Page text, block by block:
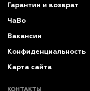
Гарантии и возврат
ЧаВо
Вакансии
Конфиденциальность
Карта сайта
КОНТАКТЫ